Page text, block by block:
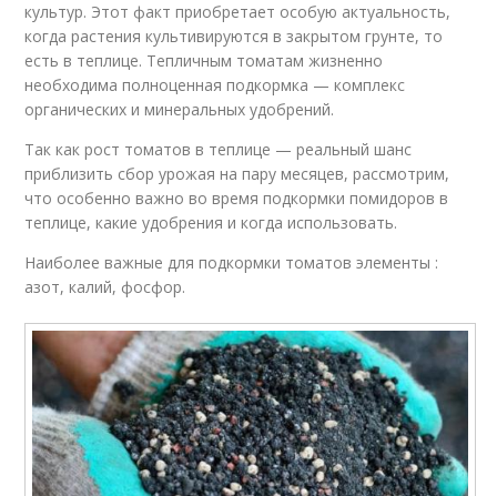
культур. Этот факт приобретает особую актуальность,
когда растения культивируются в закрытом грунте, то
есть в теплице. Тепличным томатам жизненно
необходима полноценная подкормка — комплекс
органических и минеральных удобрений.
Так как рост томатов в теплице — реальный шанс
приблизить сбор урожая на пару месяцев, рассмотрим,
что особенно важно во время подкормки помидоров в
теплице, какие удобрения и когда использовать.
Наиболее важные для подкормки томатов элементы :
азот, калий, фосфор.